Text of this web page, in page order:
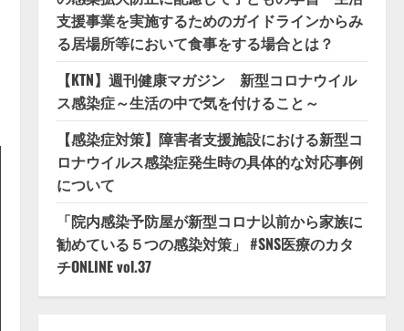
支援事業を実施するためのガイドラインからみ
る居場所等において食事をする場合とは？
【KTN】週刊健康マガジン 新型コロナウイル
ス感染症～生活の中で気を付けること～
【感染症対策】障害者支援施設における新型コ
ロナウイルス感染症発生時の具体的な対応事例
について
「院内感染予防屋が新型コロナ以前から家族に
勧めている５つの感染対策」 #SNS医療のカタ
チONLINE vol.37